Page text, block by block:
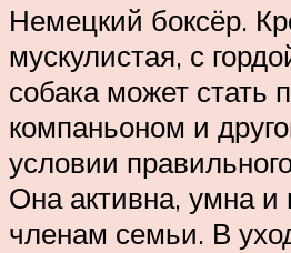
Немецкий боксёр.
мускулистая, с
собака может стать
компаньоном и
условии
Она активна, умна и
членам семьи. В